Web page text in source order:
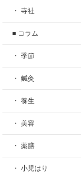
・ 寺社
■ コラム
・ 季節
・ 鍼灸
・ 養生
・ 美容
・ 薬膳
・ 小児はり